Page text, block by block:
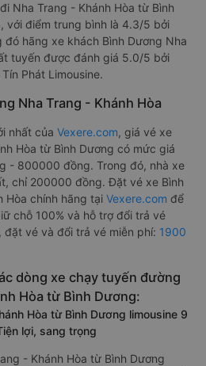
Nha Trang - Khánh Hòa từ Bình
với điểm trung bình là 4.3/5 bởi
hãng xe khách Bình Dương Nha
tuyến được đánh giá 5.0/5 bởi
Phát Limousine.
Nha Trang - Khánh Hòa
nhất của Vexere.com, giá vé xe
Hòa từ Bình Dương có mức giá
- 800000 đồng. Trong đó, nhà xe
chỉ 200000 đồng. Đặt vé xe Bình
Hòa chính hãng tại Vexere.com để
chỗ 100% và hỗ trợ đổi trả vé
đặt vé và đổi trả vé miễn phí: 1900
dòng xe chạy tuyến đường
Hòa từ Bình Dương:
Hòa từ Bình Dương limousine 9
lợi, sang trọng
- Khánh Hòa từ Bình Dương